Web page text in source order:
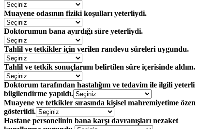
Muayene odasının fiziki koşulları yeterliydi.
Doktorumun bana ayırdığı süre yeterliydi.
Tahlil ve tetkikler için verilen randevu süreleri uygundu.
Tahlil ve tetkik sonuçlarımı belirtilen süre içerisinde aldım.
Doktorum tarafından hastalığım ve tedavim ile ilgili yeterli
bilgilendirme yapıldı.
Muayene ve tetkikler sırasında kişisel mahremiyetime özen
gösterildi.
Hastane personelinin bana karşı davranışları nezaket